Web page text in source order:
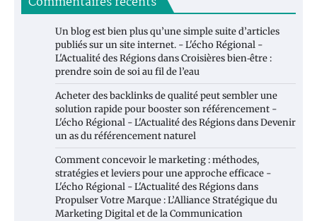
Un blog est bien plus qu’une simple suite d’articles
publiés sur un site internet. - L'écho Régional -
L'Actualité des RégionsdansCroisières bien‑être :
prendre soin de soi au fil de l’eau
Acheter des backlinks de qualité peut sembler une
solution rapide pour booster son référencement -
L'écho Régional - L'Actualité des RégionsdansDevenir
un as du référencement naturel
Comment concevoir le marketing : méthodes,
stratégies et leviers pour une approche efficace -
L'écho Régional - L'Actualité des Régionsdans
Propulser Votre Marque : L’Alliance Stratégique du
Marketing Digital et de la Communication